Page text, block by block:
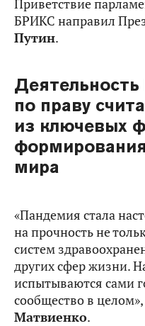
Приветствие
БРИКС направил
Путин.
по праву
из ключевых
мира
«Пандемия стала
на прочность не
систем
других сфер жизни.
испытываются сами
сообщество в
Матвиенко.